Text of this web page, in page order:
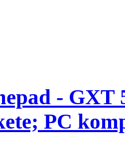
- GXT
PC